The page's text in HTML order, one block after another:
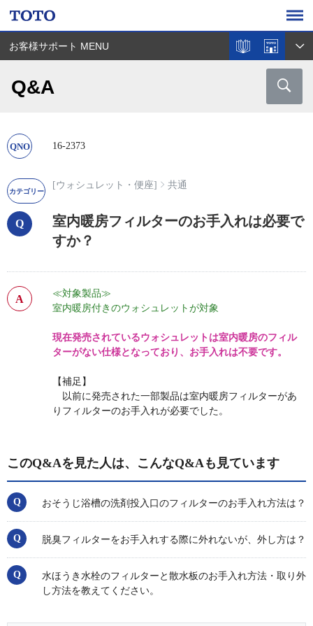
お客様サポート MENU
Q&A
16-2373
[ウォシュレット・便座] 共通
室内暖房フィルターのお手入れは必要で
すか？
≪対象製品≫
室内暖房付きのウォシュレットが対象
現在発売されているウォシュレットは室内暖房のフィル
ターがない仕様となっており、お手入れは不要です。
【補足】
以前に発売された一部製品は室内暖房フィルターがあ
りフィルターのお手入れが必要でした。
このQ&Aを見た人は、こんなQ&Aも見ています
おそうじ浴槽の洗剤投入口のフィルターのお手入れ方法は？
脱臭フィルターをお手入れする際に外れないが、外し方は？
水ほうき水栓のフィルターと散水板のお手入れ方法・取り外
し方法を教えてください。